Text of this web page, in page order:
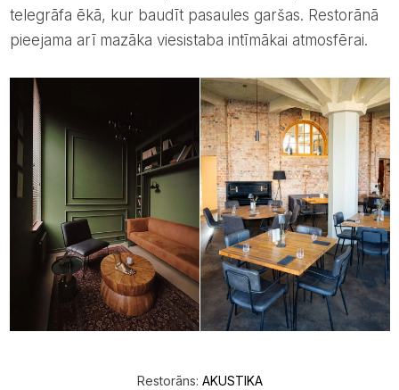
telegrāfa ēkā, kur baudīt pasaules garšas. Restorānā
pieejama arī mazāka viesistaba intīmākai atmosfērai.
Restorāns: AKUSTIKA